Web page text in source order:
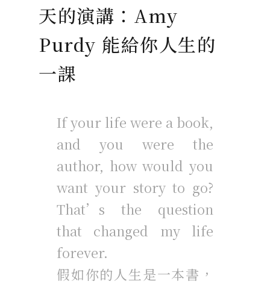
天的演講：Amy
Purdy 能給你人生的
一課
If your life were a book,
and you were the
author, how would you
want your story to go?
That’s the question
that changed my life
forever.
假如你的人生是一本書，